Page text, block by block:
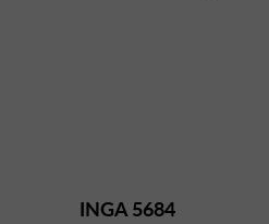
INGA 5684